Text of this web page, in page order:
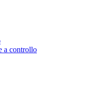
a controllo